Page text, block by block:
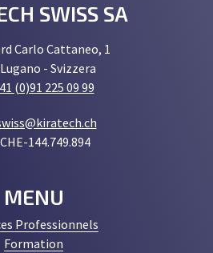
SWISS SA
Carlo Cattaneo, 1
- Svizzera
(0)91 225 09 99
144.749.894
MENU
Professionnels
Formation